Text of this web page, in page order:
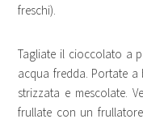
freschi).
Tagliate il cioccolato a
acqua fredda. Portate
strizzata e mescolate.
frullate con un